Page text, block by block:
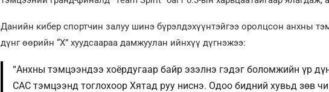
Данийн кибер спортчин залуу шинэ бүрэлдэхүүнтэйгээ оролцсон анхны
дүнг өөрийн “X” хуудсаараа дамжуулан ийнхүү дүгнэжээ:
“Анхны тэмцээндээ хоёрдугаар байр эзэлнэ гэдэг боломжийн үр
CAC тэмцээнд тоглохоор Хятад руу ниснэ. Одоо бидний хувьд зөв